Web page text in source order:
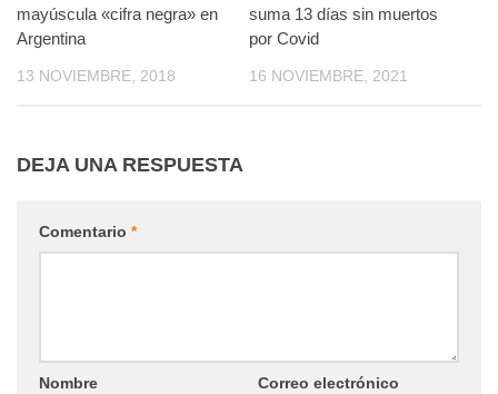
mayúscula «cifra negra» en
Argentina
13 NOVIEMBRE, 2018
suma 13 días sin muertos
por Covid
16 NOVIEMBRE, 2021
DEJA UNA RESPUESTA
Comentario *
Nombre Correo electrónico